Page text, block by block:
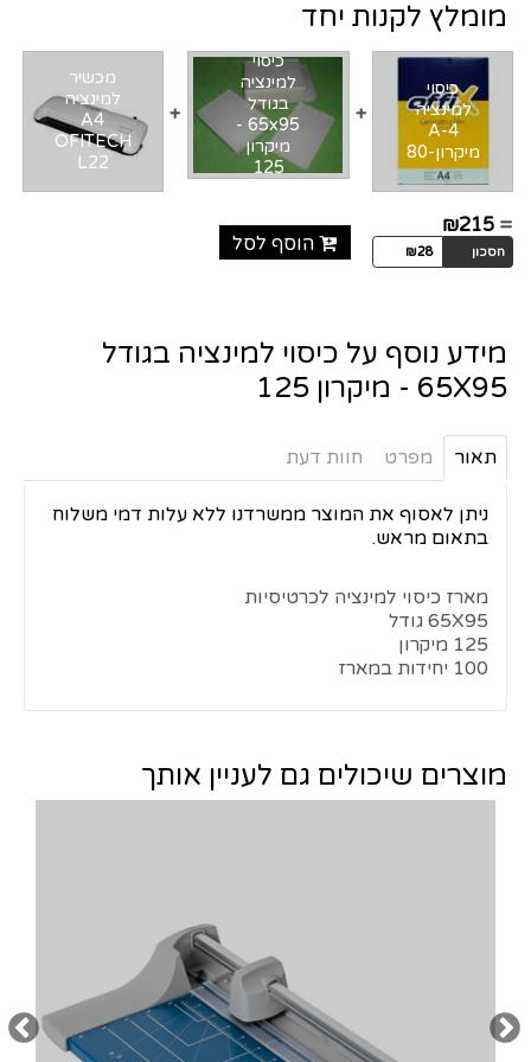
מומלץ לקנות יחד
כיסוי
למינציה
A-4
+
כיסוי
בגודל
65x95 -
₪28 הוסף לסל
מידע נוסף על כיסוי למינציה בגודל
65X95 - מיקרון 125
תאור מפרט חוות דעת
ניתן לאסוף את המוצר ממשרדנו ללא עלות דמי משלוח
בתאום מראש.
מארז כיסוי למינציה לכרטיסיות
65X95 גודל
125 מיקרון
100 יחידות במארז
מוצרים שיכולים גם לעניין אותך